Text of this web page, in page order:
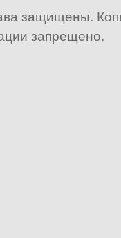
защищены.
запрещено.